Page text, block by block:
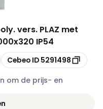
vers. PLAZ met
IP54
Kopiëren
Cebeo ID 5291498
om de prijs- en